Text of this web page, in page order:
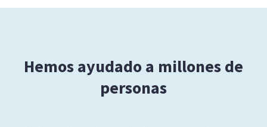
Hemos ayudado a millones de
personas